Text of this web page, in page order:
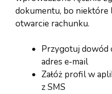
dokumentu, bo
otwarcie rachunku.
Przygotuj dowód
adres e‑mail
Załóż profil w
z SMS